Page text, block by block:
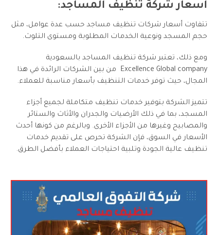
أسعار شركة تنظيف المساجد:
تتفاوت أسعار شركات تنظيف مساجد حسب عدة عوامل، مثل
حجم المسجد ونوعية الخدمات المطلوبة ومستوى التلوث.
ومع ذلك، تعتبر شركة تنظيف المساجد بالسعودية
Excellence Global company من بين الشركات الرائدة في هذا
المجال، حيث توفر خدمات التنظيف بأسعار مناسبة للعملاء.
تتميز الشركة بتوفير خدمات تنظيف متكاملة لجميع أجزاء
المسجد، بما في ذلك الأرضيات والجدران والأثاث والستائر
والمصابيح وغيرها من الأجزاء الأخرى. وبالرغم من كونها أحدث
الأسعار في السوق، فإن الشركة تحرص على تقديم خدمات
تنظيف عالية الجودة وتلبية احتياجات العملاء بأفضل الطرق.